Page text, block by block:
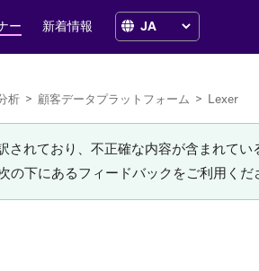
ー 新着情報
析 > 顧客データプラットフォーム > Lexer
されており、不正確な内容が含まれて
下にあるフィードバックをご利用くだ